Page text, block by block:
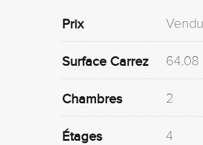
Prix Vendu
Surface Carrez 64.08
Chambres 2
Étages 4